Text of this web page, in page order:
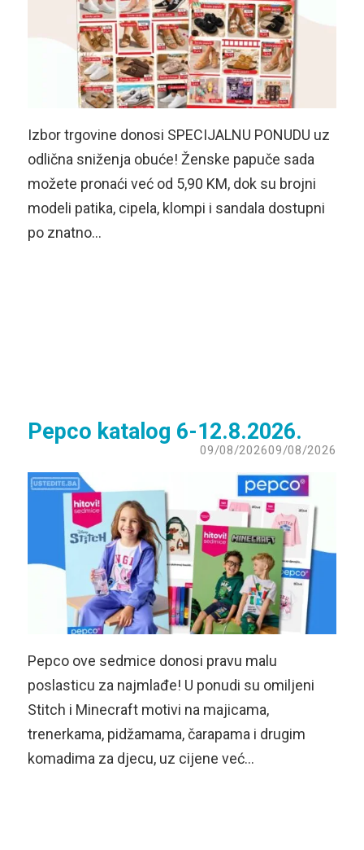
Izbor trgovine donosi SPECIJALNU PONUDU uz
odlična sniženja obuće! Ženske papuče sada
možete pronaći već od 5,90 KM, dok su brojni
modeli patika, cipela, klompi i sandala dostupni
po znatno…
Pepco katalog 6-12.8.2026.
09/08/202609/08/2026
Pepco ove sedmice donosi pravu malu
poslasticu za najmlađe! U ponudi su omiljeni
Stitch i Minecraft motivi na majicama,
trenerkama, pidžamama, čarapama i drugim
komadima za djecu, uz cijene već…